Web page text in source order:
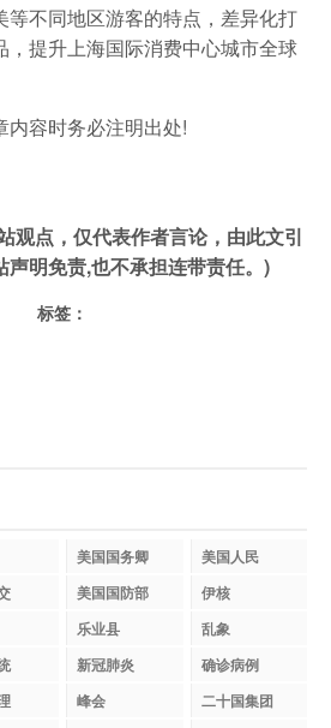
等不同地区游客的特点，差异化打
，提升上海国际消费中心城市全球
内容时务必注明出处!
观点，仅代表作者言论，由此文引
声明免责,也不承担连带责任。)
标签：
美国国务卿
美国人民
美国国防部
伊核
乐业县
乱象
新冠肺炎
确诊病例
峰会
二十国集团